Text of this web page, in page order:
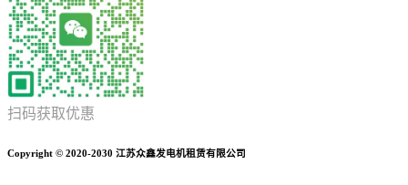
扫码获取优惠
Copyright © 2020-2030 江苏众鑫发电机租赁有限公司